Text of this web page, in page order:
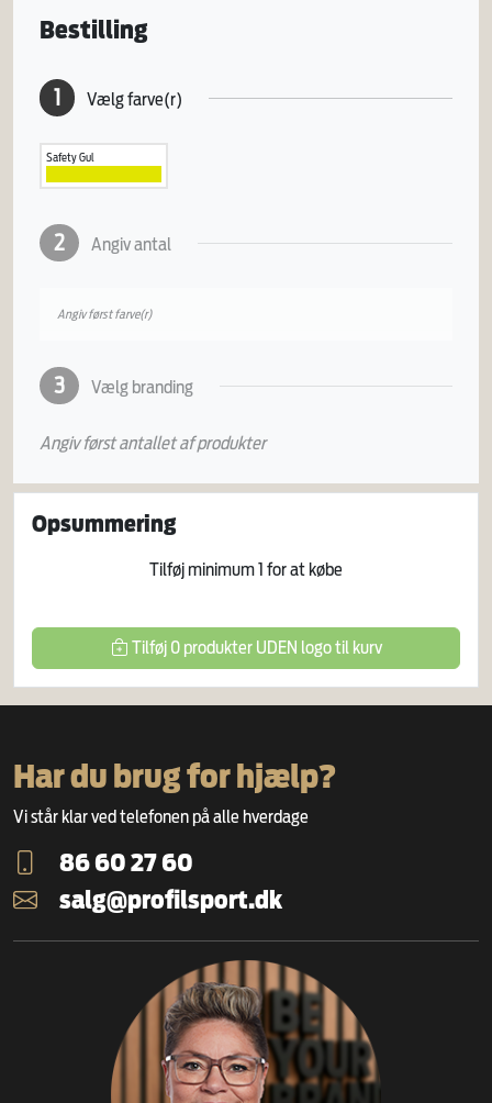
Bestilling
1 Vælg farve(r)
Safety Gul
2 Angiv antal
Angiv først farve(r)
3 Vælg branding
Angiv først antallet af produkter
Opsummering
Tilføj minimum1 for at købe
Tilføj 0produkter UDEN logotil kurv
Har du brug for hjælp?
Vi står klar ved telefonen på alle hverdage
86 60 27 60
salg@profilsport.dk